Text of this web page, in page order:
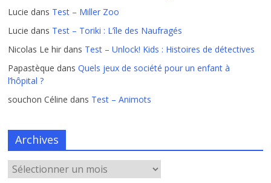
Lucie dans Test – Miller Zoo
Lucie dans Test – Toriki : L’île des Naufragés
Nicolas Le hir dans Test – Unlock! Kids : Histoires de détectives
Papastèque dansQuels jeux de société pour un enfant à
l’hôpital ?
souchon Céline dans Test – Animots
Archives